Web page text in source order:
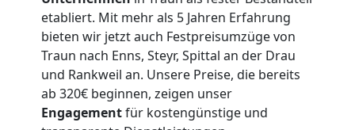
etabliert. Mit mehr als 5 Jahren Erfahrung
bieten wir jetzt auch Festpreisumzüge von
Traun nach Enns, Steyr, Spittal an der Drau
und Rankweil an. Unsere Preise, die bereits
ab 320€ beginnen, zeigen unser
Engagementfür kostengünstige und
Mini
Umzug